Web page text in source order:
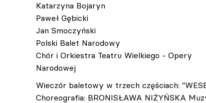
Katarzyna Bojaryn
Paweł Gębicki
Jan Smoczyński
Polski Balet Narodowy
Chór i Orkiestra Teatru Wielkiego - Opery
Narodowej
Wieczór baletowy w trzech częściach:
Choreografia: BRONISŁAWA NIŻYŃSKA